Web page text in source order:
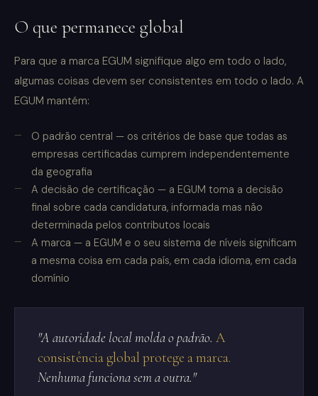
O que permanece global
Para que a marca EGUM signifique algo em todo o lado,
algumas coisas devem ser consistentes em todo o lado. A
EGUM mantém:
O padrão central — os critérios de base que todas as
empresas certificadas cumprem independentemente
da geografia
A decisão de certificação — a EGUM toma a decisão
final sobre cada candidatura, informada mas não
determinada pelos contributos locais
A marca — a EGUM e o seu sistema de níveis significam
a mesma coisa em cada país, em cada idioma, em cada
domínio
"A autoridade local molda o padrão. A
consistência global protege a marca.
Nenhuma funciona sem a outra."